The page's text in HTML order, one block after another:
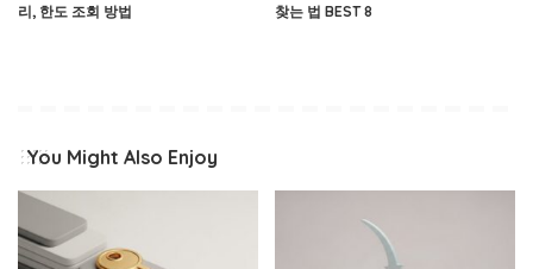
리, 한도 조회 방법
찾는 법 BEST 8
You Might Also Enjoy